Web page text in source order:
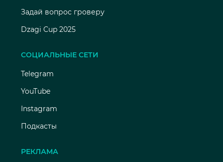
Задай вопрос гроверу
Dzagi Cup 2025
СОЦИАЛЬНЫЕ СЕТИ
Telegram
YouTube
Instagram
Подкасты
РЕКЛАМА